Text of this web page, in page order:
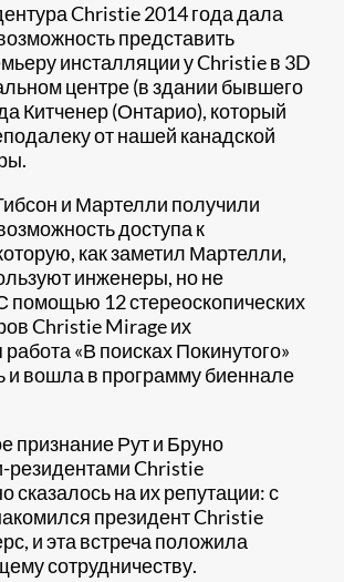
Christie 2014 года дала
представить
инсталляции у Christie в 3D
центре (в здании бывшего
Китченер (Онтарио), который
от нашей канадской
и Мартелли получили
доступа к
как заметил Мартелли,
инженеры, но не
помощью 12 стереоскопических
Christie Mirage их
«В поисках Покинутого»
и вошла в программу биеннале
признание Рут и Бруно
резидентами Christie
сказалось на их репутации: с
президент Christie
и эта встреча положила
сотрудничеству.